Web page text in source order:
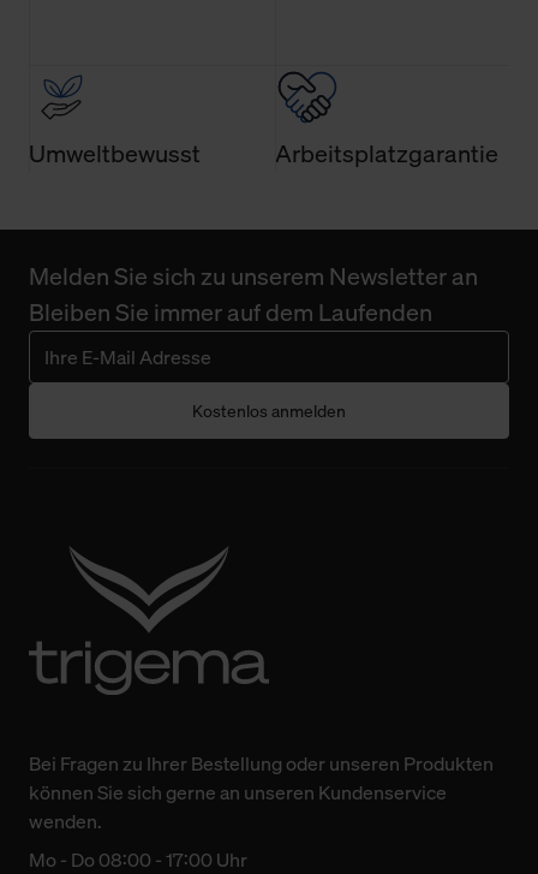
Umweltbewusst Arbeitsplatzgarantie
Melden Sie sich zu unserem Newsletter an
Bleiben Sie immer auf dem Laufenden
Kostenlos anmelden
Bei Fragen zu Ihrer Bestellung oder unseren Produkten
können Sie sich gerne an unseren Kundenservice
wenden.
Mo - Do 08:00 - 17:00 Uhr